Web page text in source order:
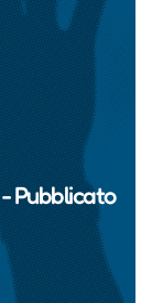
- Pubblicato